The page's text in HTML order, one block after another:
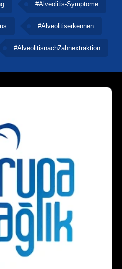
#Alveolitis-Symptome
#Alveolitiserkennen
#AlveolitisnachZahnextraktion